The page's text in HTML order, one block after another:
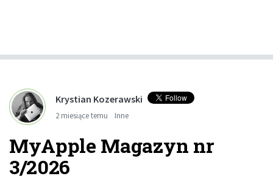
Krystian Kozerawski
2 miesiące temu Inne
MyApple Magazyn nr
3/2026